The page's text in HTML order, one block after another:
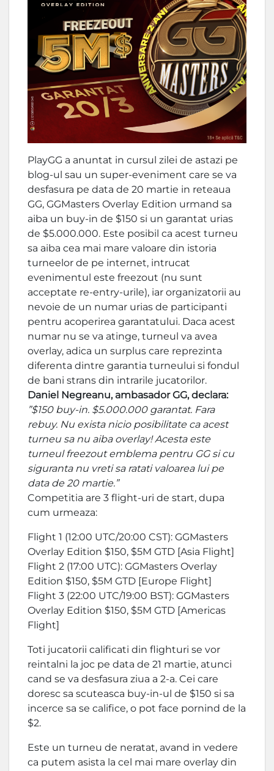
PlayGG a anuntat in cursul zilei de astazi pe
blog-ul sau un super-eveniment care se va
desfasura pe data de 20 martie in reteaua
GG, GGMasters Overlay Edition urmand sa
aiba un buy-in de $150 si un garantat urias
de $5.000.000. Este posibil ca acest turneu
sa aiba cea mai mare valoare din istoria
turneelor de pe internet, intrucat
evenimentul este freezout (nu sunt
acceptate re-entry-urile), iar organizatorii au
nevoie de un numar urias de participanti
pentru acoperirea garantatului. Daca acest
numar nu se va atinge, turneul va avea
overlay, adica un surplus care reprezinta
diferenta dintre garantia turneului si fondul
de bani strans din intrarile jucatorilor.
Daniel Negreanu, ambasador GG, declara:
”$150 buy-in. $5.000.000 garantat. Fara
rebuy. Nu exista nicio posibilitate ca acest
turneu sa nu aiba overlay! Acesta este
turneul freezout emblema pentru GG si cu
siguranta nu vreti sa ratati valoarea lui pe
data de 20 martie.”
Competitia are 3 flight-uri de start, dupa
cum urmeaza:
Flight 1 (12:00 UTC/20:00 CST): GGMasters
Overlay Edition $150, $5M GTD [Asia Flight]
Flight 2 (17:00 UTC): GGMasters Overlay
Edition $150, $5M GTD [Europe Flight]
Flight 3 (22:00 UTC/19:00 BST): GGMasters
Overlay Edition $150, $5M GTD [Americas
Flight]
Toti jucatorii calificati din flighturi se vor
reintalni la joc pe data de 21 martie, atunci
cand se va desfasura ziua a 2-a. Cei care
doresc sa scuteasca buy-in-ul de $150 si sa
incerce sa se califice, o pot face pornind de la
$2.
Este un turneu de neratat, avand in vedere
ca putem asista la cel mai mare overlay din